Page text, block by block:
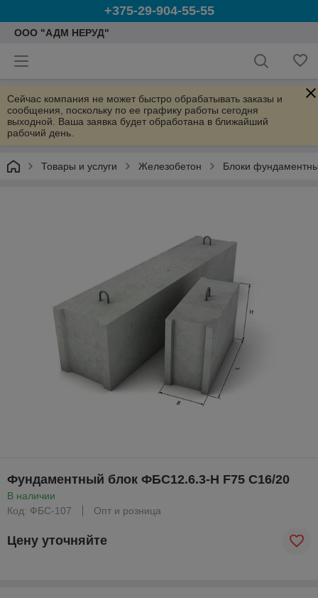
+375-29-904-55-55
ООО "АДМ НЕРУД"
Сейчас компания не может быстро обрабатывать заказы и
сообщения, поскольку по ее графику работы сегодня
выходной. Ваша заявка будет обработана в ближайший
рабочий день.
Товары и услуги Железобетон Блоки
Фундаментный блок ФБС12.6.3-Н F75 C16/20
В наличии
Код: ФБС-107
Опт и розница
Цену уточняйте